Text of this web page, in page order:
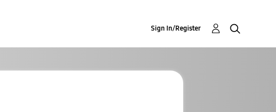
Sign In/Register